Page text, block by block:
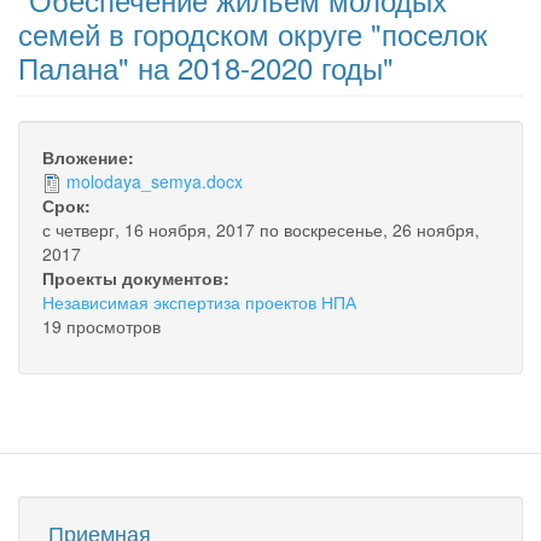
семей в городском округе "поселок
Палана" на 2018-2020 годы"
Вложение:
molodaya_semya.docx
Срок:
с четверг, 16 ноября, 2017 по воскресенье, 26 ноября,
2017
Проекты документов:
Независимая экспертиза проектов НПА
19 просмотров
Приемная